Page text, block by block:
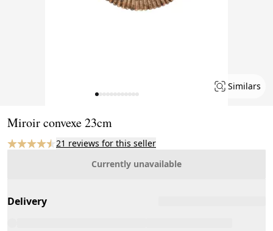
Similars
Miroir convexe 23cm
21 reviews for this seller
Currently unavailable
Delivery